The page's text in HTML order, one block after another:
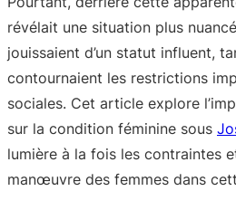
révélait une situation plus
jouissaient d’un statut influent,
contournaient les restrictions
sociales. Cet article explore
sur la condition féminine sous
lumière à la fois les contraintes
manœuvre des femmes dans